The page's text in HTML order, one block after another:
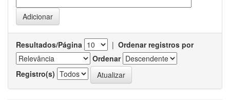
Resultados/Página | Ordenar registros por
Ordenar
Registro(s)